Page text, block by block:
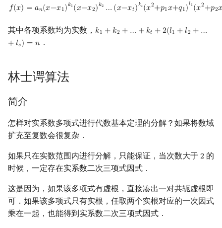
𝑓(𝑥) = 𝑎𝑛(𝑥−𝑥1)𝑘1 (𝑥−𝑥2)𝑘2 … (𝑥−𝑥𝑡)𝑘𝑡(𝑥2+𝑝1𝑥+𝑞1)𝑙1 (𝑥2+𝑝2𝑥
(x)= an x x1)k1(x−x2)k2…(x−x kt(x2+p1x+q1)l1( x2+p2x+q2)l2…(
其中各项系数均为实数， 𝑘1 + 𝑘2 + … + 𝑘𝑡 +2(𝑙1 +𝑙2 + …
+𝑙𝑠) = 𝑛
k1 +k 2+…+kt+ 2(l 1+ l2+…+l s)=n
．
林士谔算法
简介
怎样对实系数多项式进行代数基本定理的分解？如果将数域
扩充至复数会很复杂．
如果只在实数范围内进行分解，只能保证，当次数大于 2
2 的
时候，一定存在实系数二次三项式因式．
这是因为，如果该多项式有虚根，直接凑出一对共轭虚根即
可．如果该多项式只有实根，任取两个实根对应的一次因式
乘在一起，也能得到实系数二次三项式因式．